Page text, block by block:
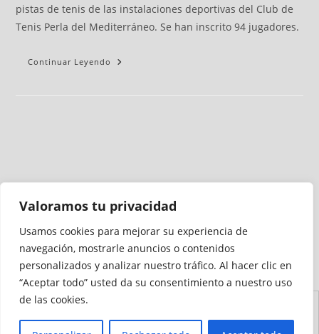
Valoramos tu privacidad
Usamos cookies para mejorar su experiencia de
navegación, mostrarle anuncios o contenidos
personalizados y analizar nuestro tráfico. Al hacer clic en
“Aceptar todo” usted da su consentimiento a nuestro uso
de las cookies.
pistas de tenis de las instalaciones deportivas del Club de
Tenis Perla del Mediterráneo. Se han inscrito 94 jugadores.
Continuar Leyendo
Medio auditado por